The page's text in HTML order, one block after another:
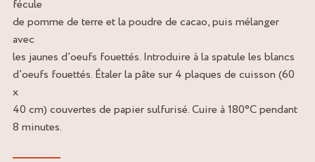
fécule
de pomme de terre et la poudre de cacao, puis mélanger
avec
les jaunes d’oeufs fouettés. Introduire à la spatule les blancs
d’oeufs fouettés. Étaler la pâte sur 4 plaques de cuisson (60
x
40 cm) couvertes de papier sulfurisé. Cuire à 180°C pendant
8 minutes.